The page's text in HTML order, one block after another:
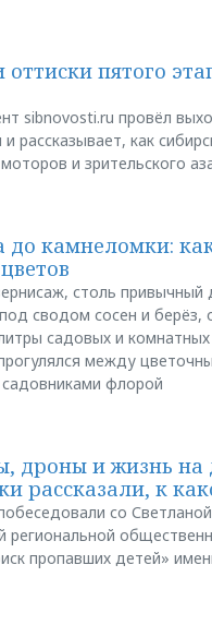
оттиски пятого
sibnovosti.ru провёл
рассказывает, как
и зрительского
до камнеломки:
столь привычный
сводом сосен и
садовых и
между
флорой
дроны и жизнь на
рассказали, к
со
региональной
пропавших детей»